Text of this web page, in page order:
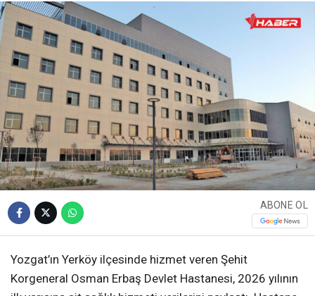
ABONE OL
Yozgat’ın Yerköy ilçesinde hizmet veren Şehit
Korgeneral Osman Erbaş Devlet Hastanesi, 2026 yılının